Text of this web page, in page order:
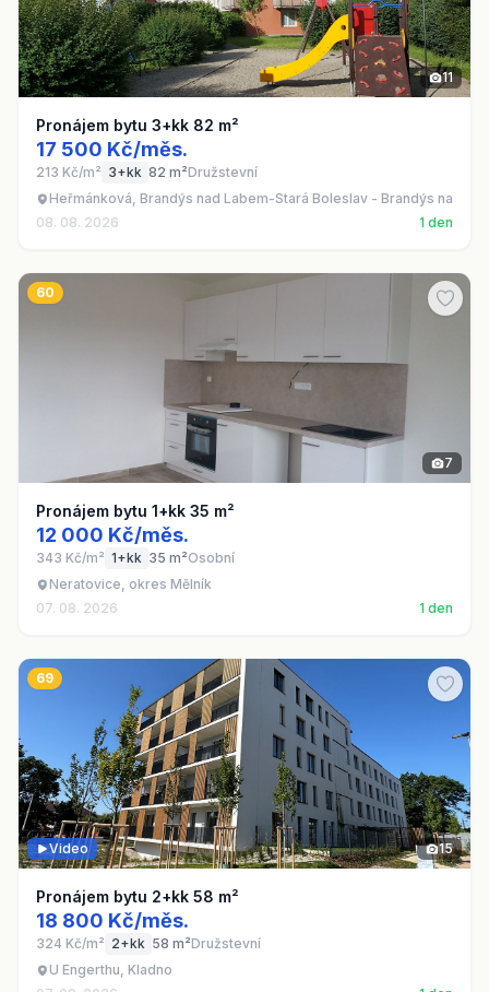
11
Pronájem bytu 3+kk 82 m²
17 500 Kč/měs.
213 Kč/m² 3+kk 82 m²Družstevní
Heřmánková, Brandýs nad Labem-Stará Boleslav - Brandýs nad
08. 08. 2026
1 den
60
7
Pronájem bytu 1+kk 35 m²
12 000 Kč/měs.
343 Kč/m² 1+kk 35 m²Osobní
Neratovice, okres Mělník
07. 08. 2026
1 den
69
15
Video
Pronájem bytu 2+kk 58 m²
18 800 Kč/měs.
324 Kč/m² 2+kk 58 m²Družstevní
U Engerthu, Kladno